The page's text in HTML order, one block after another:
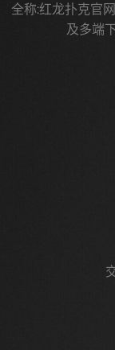
全称:红龙扑克官
及多端